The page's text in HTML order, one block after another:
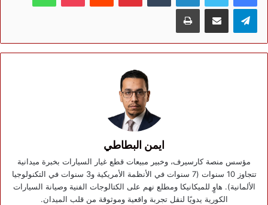
تيلقرام مشاركة عبر البريد طباعة
ايمن البطاطي
مؤسس منصة كارسيرف، وخبير مبيعات قطع غيار السيارات بخبرة ميدانية
تتجاوز 10 سنوات (7 سنوات في الأنظمة الأمريكية و3 سنوات في التكنولوجيا
الألمانية). هاوٍ للميكانيكا ومطلع نهم على الكتالوجات الفنية وصيانة السيارات
الكورية يدويًا لنقل تجربة واقعية وموثوقة من قلب الميدان.